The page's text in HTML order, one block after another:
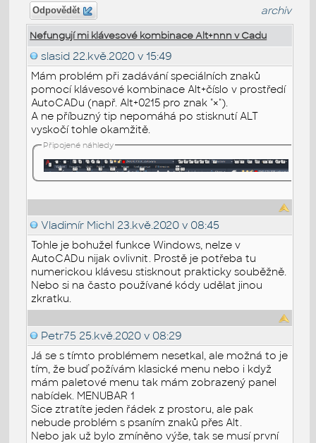
Odpovědět archiv
Nefungují mi klávesové kombinace Alt+nnn v Cadu
slasid 22.kvě.2020 v 15:49
Mám problém při zadávání speciálních znaků
pomocí klávesové kombinace Alt+číslo v prostředí
AutoCADu (např. Alt+0215 pro znak "×").
A ne příbuzný tip nepomáhá po stisknutí ALT
vyskočí tohle okamžitě.
Připojené náhledy
Vladimír Michl 23.kvě.2020 v 08:45
Tohle je bohužel funkce Windows, nelze v
AutoCADu nijak ovlivnit. Prostě je potřeba tu
numerickou klávesu stisknout prakticky souběžně.
Nebo si na často používané kódy udělat jinou
zkratku.
Petr75 25.kvě.2020 v 08:29
Já se s tímto problémem nesetkal, ale možná to je
tím, že buď požívám klasické menu nebo i když
mám paletové menu tak mám zobrazený panel
nabídek. MENUBAR 1
Sice ztratíte jeden řádek z prostoru, ale pak
nebude problém s psaním znaků přes Alt.
Nebo jak už bylo zmíněno výše, tak se musí první